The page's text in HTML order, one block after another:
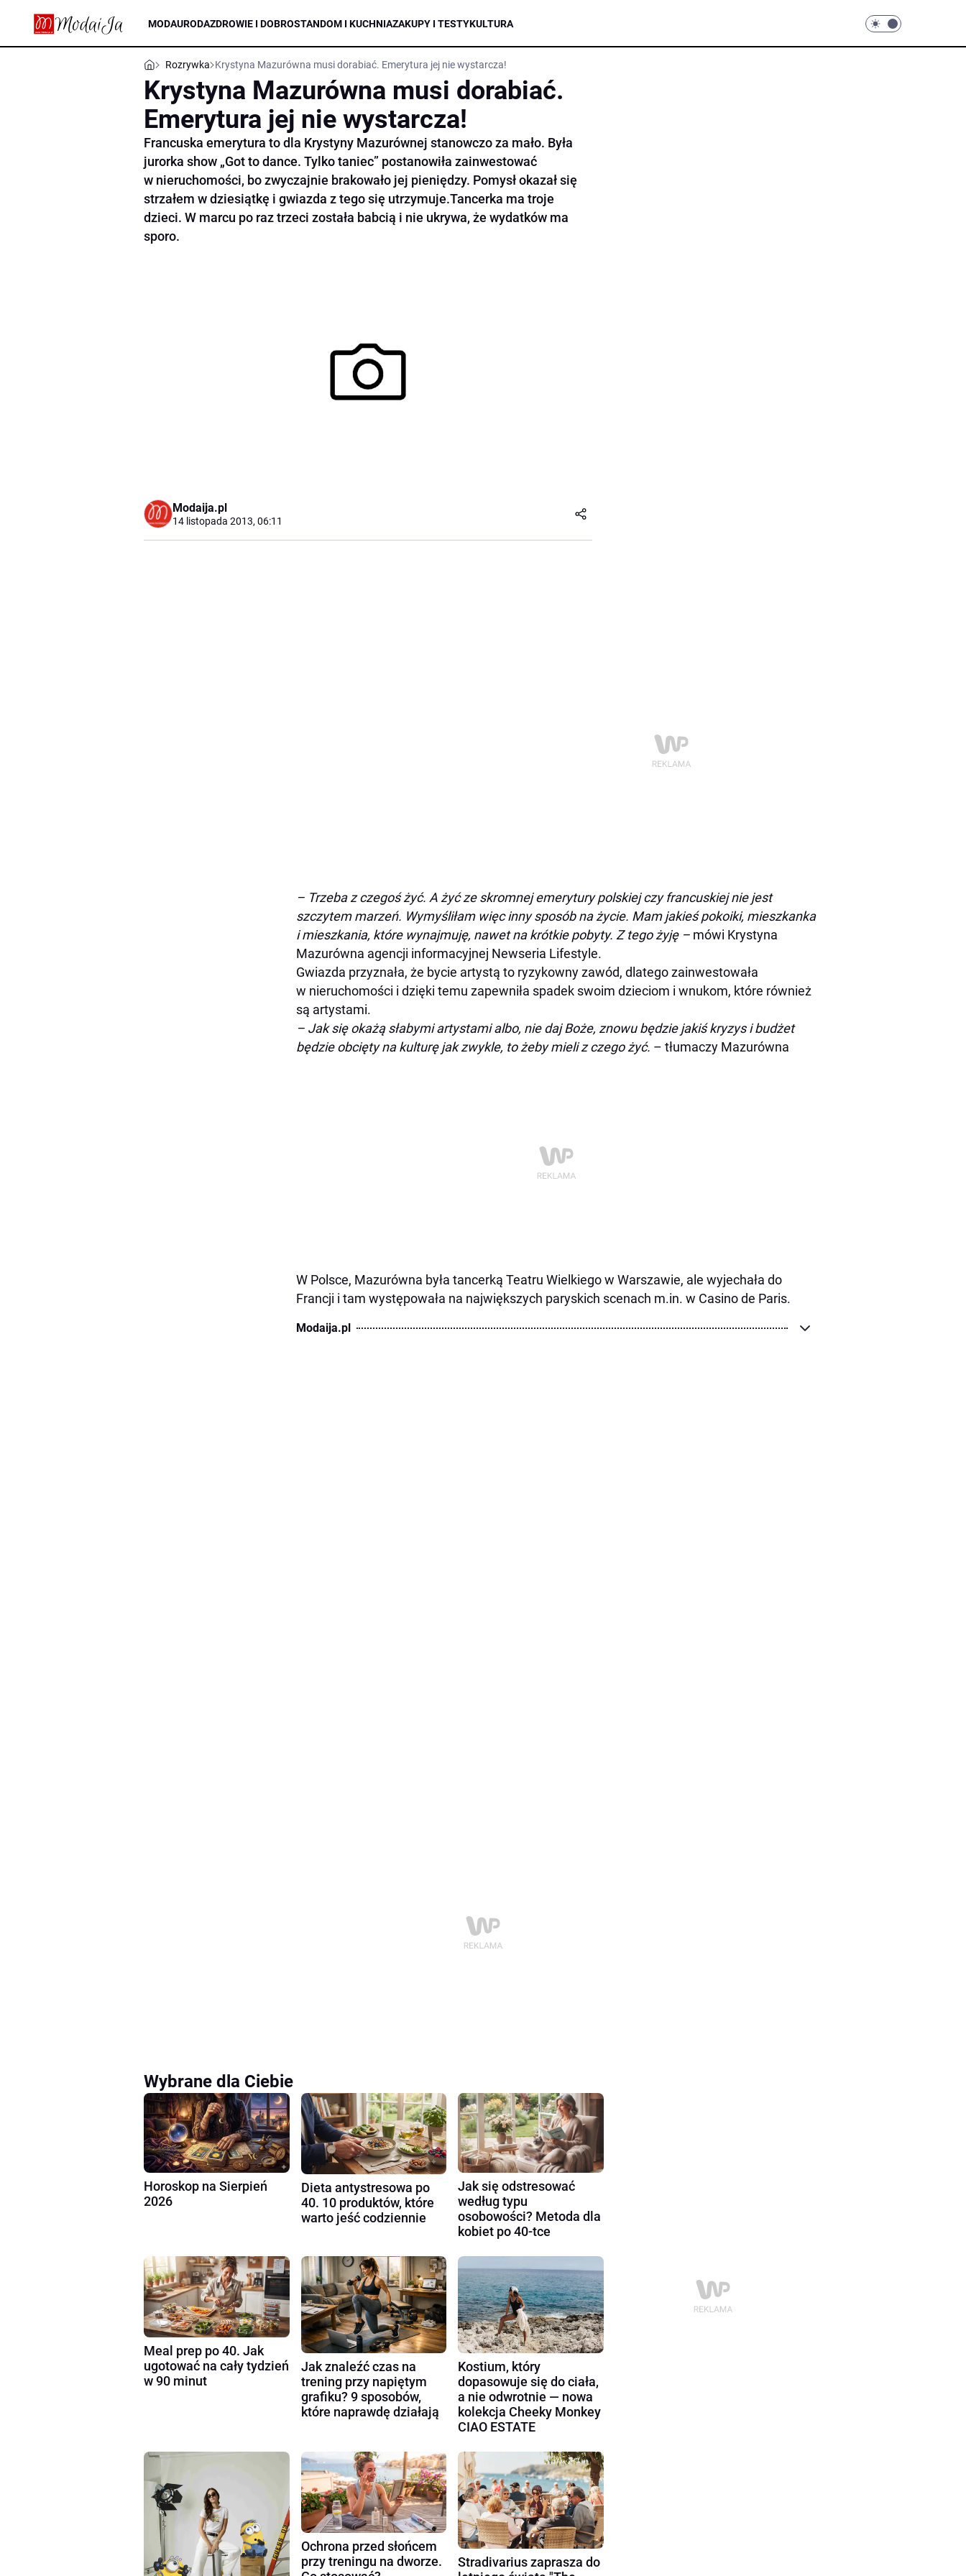
MODAURODAZDROWIE I DOBROSTANDOM I KUCHNIAZAKUPY I TESTYKULTURA
Rozrywka Krystyna Mazurówna musi dorabiać. Emerytura jej nie wystarcza!
Krystyna Mazurówna musi dorabiać.
Emerytura jej nie wystarcza!
Francuska emerytura to dla Krystyny Mazurównej stanowczo za mało. Była
jurorka show „Got to dance. Tylko taniec” postanowiła zainwestować
w nieruchomości, bo zwyczajnie brakowało jej pieniędzy. Pomysł okazał się
strzałem w dziesiątkę i gwiazda z tego się utrzymuje.Tancerka ma troje
dzieci. W marcu po raz trzeci została babcią i nie ukrywa, że wydatków ma
sporo.
Modaija.pl
14 listopada 2013, 06:11
– Trzeba z czegoś żyć. A żyć ze skromnej emerytury polskiej czy francuskiej nie jest
szczytem marzeń. Wymyśliłam więc inny sposób na życie. Mam jakieś pokoiki, mieszkanka
i mieszkania, które wynajmuję, nawet na krótkie pobyty. Z tego żyję – mówi Krystyna
Mazurówna agencji informacyjnej Newseria Lifestyle.
Gwiazda przyznała, że bycie artystą to ryzykowny zawód, dlatego zainwestowała
w nieruchomości i dzięki temu zapewniła spadek swoim dzieciom i wnukom, które również
są artystami.
– Jak się okażą słabymi artystami albo, nie daj Boże, znowu będzie jakiś kryzys i budżet
będzie obcięty na kulturę jak zwykle, to żeby mieli z czego żyć. – tłumaczy Mazurówna
W Polsce, Mazurówna była tancerką Teatru Wielkiego w Warszawie, ale wyjechała do
Francji i tam występowała na największych paryskich scenach m.in. w Casino de Paris.
Modaija.pl
Wybrane dla Ciebie
Horoskop na Sierpień
2026
Dieta antystresowa po
40. 10 produktów, które
warto jeść codziennie
Jak się odstresować
według typu
osobowości? Metoda dla
kobiet po 40-tce
Meal prep po 40. Jak
ugotować na cały tydzień
w 90 minut
Jak znaleźć czas na
trening przy napiętym
grafiku? 9 sposobów,
które naprawdę działają
Kostium, który
dopasowuje się do ciała,
a nie odwrotnie — nowa
kolekcja Cheeky Monkey
CIAO ESTATE
Ochrona przed słońcem
przy treningu na dworze.
Stradivarius zaprasza do